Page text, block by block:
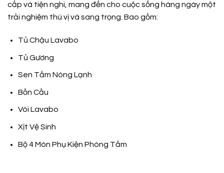
cấp và tiện nghi, mang đến cho cuộc sống hàng ngày một
trải nghiệm thú vị và sang trọng. Bao gồm:
Tủ Chậu Lavabo
Tủ Gương
Sen Tắm Nóng Lạnh
Bồn Cầu
Vòi Lavabo
Xịt Vệ Sinh
Bộ 4 Món Phụ Kiện Phòng Tắm